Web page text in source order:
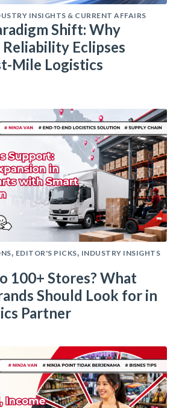
INSIGHTS & CURRENT AFFAIRS
Shift: Why
Eclipses
Mile Logistics
, EDITOR'S PICKS, INDUSTRY INSIGHTS
100+ Stores? What
Should Look for in
Partner